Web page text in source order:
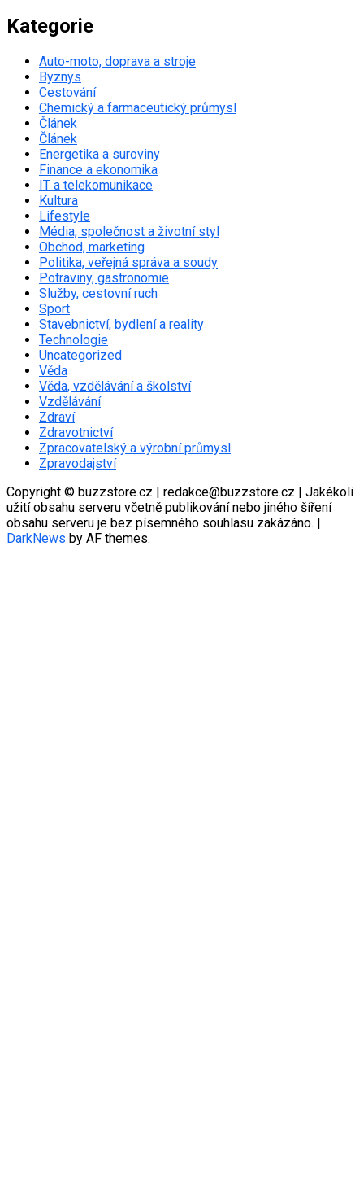
Kategorie
Auto-moto, doprava a stroje
Byznys
Cestování
Chemický a farmaceutický průmysl
Článek
Článek
Energetika a suroviny
Finance a ekonomika
IT a telekomunikace
Kultura
Lifestyle
Média, společnost a životní styl
Obchod, marketing
Politika, veřejná správa a soudy
Potraviny, gastronomie
Služby, cestovní ruch
Sport
Stavebnictví, bydlení a reality
Technologie
Uncategorized
Věda
Věda, vzdělávání a školství
Vzdělávání
Zdraví
Zdravotnictví
Zpracovatelský a výrobní průmysl
Zpravodajství
Copyright © buzzstore.cz | redakce@buzzstore.cz | Jakékoli
užití obsahu serveru včetně publikování nebo jiného šíření
obsahu serveru je bez písemného souhlasu zakázáno.
DarkNews by AF themes.